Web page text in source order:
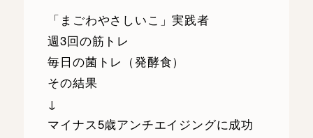
「まごわやさしいこ」実践者
週3回の筋トレ
毎日の菌トレ（発酵食）
その結果
↓
マイナス5歳アンチエイジングに成功